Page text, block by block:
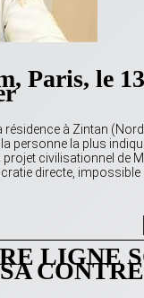
Paris, le
à Zintan
personne la plus
projet civilisationnel de
directe,
LIGNE
CONTRE